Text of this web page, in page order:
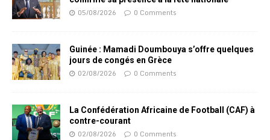
05/08/2026 0 Comments
Guinée : Mamadi Doumbouya s’offre quelques
jours de congés en Grèce
02/08/2026 0 Comments
La Confédération Africaine de Football (CAF) à
contre-courant
02/08/2026 0 Comments